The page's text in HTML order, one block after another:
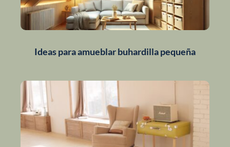
Ideas para amueblar buhardilla pequeña